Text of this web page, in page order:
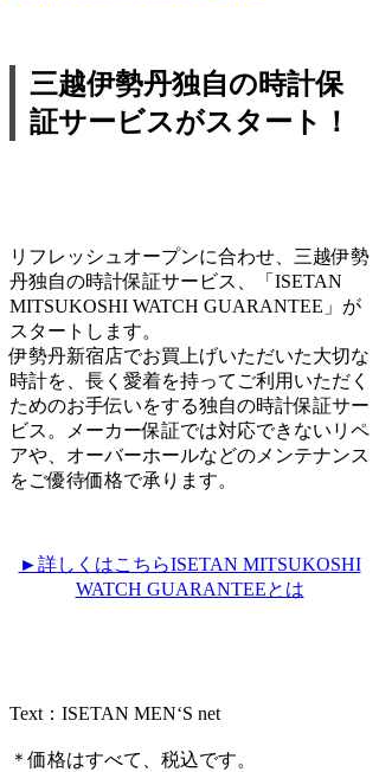
三越伊勢丹独自の時計保
証サービスがスタート！
リフレッシュオープンに合わせ、三越伊勢
丹独自の時計保証サービス、「ISETAN
MITSUKOSHI WATCH GUARANTEE」が
スタートします。
伊勢丹新宿店でお買上げいただいた大切な
時計を、長く愛着を持ってご利用いただく
ためのお手伝いをする独自の時計保証サー
ビス。メーカー保証では対応できないリペ
アや、オーバーホールなどのメンテナンス
をご優待価格で承ります。
►詳しくはこちらISETAN MITSUKOSHI
WATCH GUARANTEEとは
Text：ISETAN MEN‘S net
＊価格はすべて、税込です。